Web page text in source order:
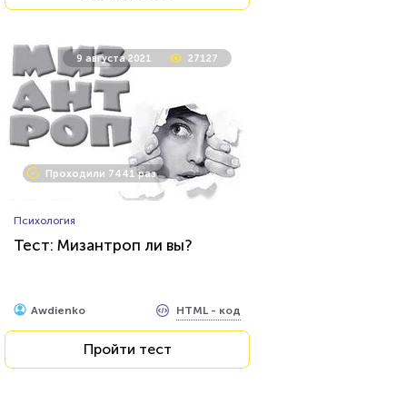
9 августа 2021 27127
Проходили 7441 раз
Психология
Тест: Мизантроп ли вы?
Awdienko HTML - код
Пройти тест